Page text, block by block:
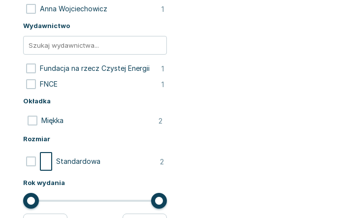
Anna Wojciechowicz 1
Wydawnictwo
Fundacja na rzecz Czystej Energii 1
FNCE 1
Okładka
Miękka 2
Rozmiar
Standardowa 2
Rok wydania